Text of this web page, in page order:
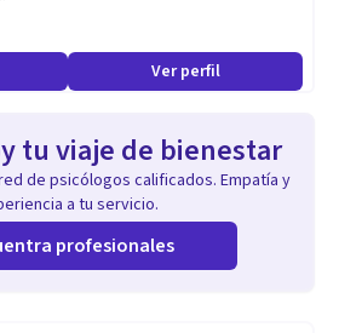
Ver perfil
tu viaje de bienestar
de psicólogos calificados. Empatía y
a tu servicio.
profesionales